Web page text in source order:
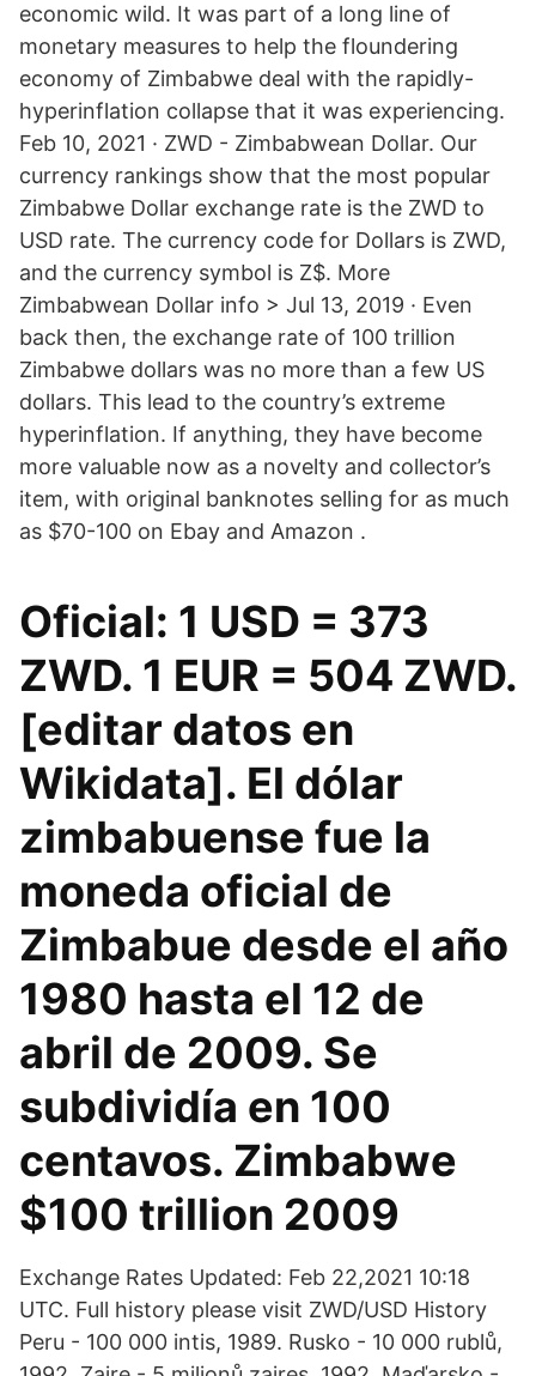
economic wild. It was part of a long line of
monetary measures to help the floundering
economy of Zimbabwe deal with the rapidly-
hyperinflation collapse that it was experiencing.
Feb 10, 2021 · ZWD - Zimbabwean Dollar. Our
currency rankings show that the most popular
Zimbabwe Dollar exchange rate is the ZWD to
USD rate. The currency code for Dollars is ZWD,
and the currency symbol is Z$. More
Zimbabwean Dollar info > Jul 13, 2019 · Even
back then, the exchange rate of 100 trillion
Zimbabwe dollars was no more than a few US
dollars. This lead to the country’s extreme
hyperinflation. If anything, they have become
more valuable now as a novelty and collector’s
item, with original banknotes selling for as much
as $70-100 on Ebay and Amazon .
Oficial: 1 USD = 373
ZWD. 1 EUR = 504 ZWD.
[editar datos en
Wikidata]. El dólar
zimbabuense fue la
moneda oficial de
Zimbabue desde el año
1980 hasta el 12 de
abril de 2009. Se
subdividía en 100
centavos. Zimbabwe
$100 trillion 2009
Exchange Rates Updated: Feb 22,2021 10:18
UTC. Full history please visit ZWD/USD History
Peru - 100 000 intis, 1989. Rusko - 10 000 rublů,